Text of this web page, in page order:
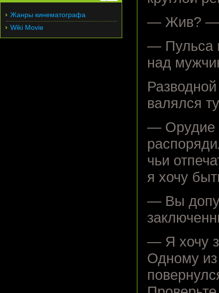
— Жив? —
— Пульса
над
валялся
— Орудие
чьи
я хочу
— Вы
— Я хочу
Одному
Жанры кинематографа
Wiki Movie